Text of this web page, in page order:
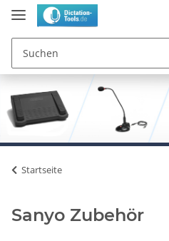
Startseite
Sanyo Zubehör